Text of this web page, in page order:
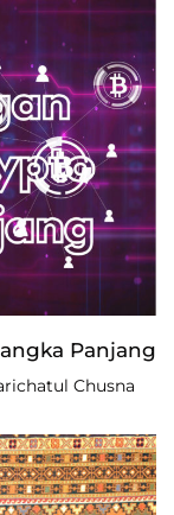
Panjang
Chusna